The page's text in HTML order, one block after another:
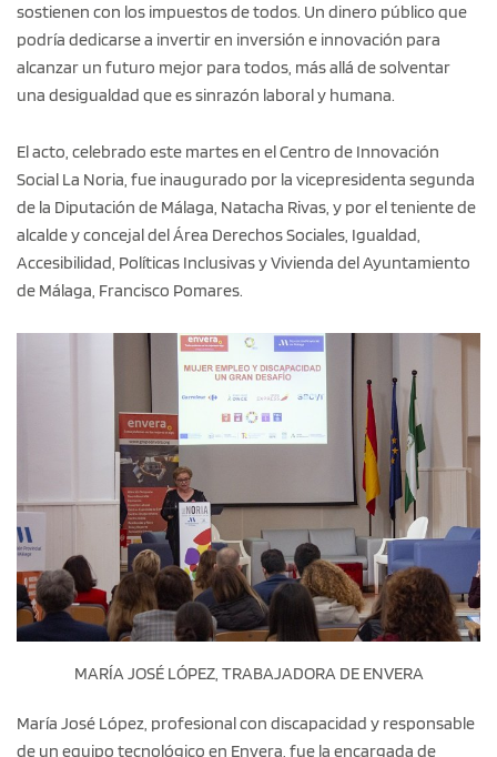
sostienen con los impuestos de todos. Un dinero público que
podría dedicarse a invertir en inversión e innovación para
alcanzar un futuro mejor para todos, más allá de solventar
una desigualdad que es sinrazón laboral y humana.
El acto, celebrado este martes en el Centro de Innovación
Social La Noria, fue inaugurado por la vicepresidenta segunda
de la Diputación de Málaga, Natacha Rivas, y por el teniente de
alcalde y concejal del Área Derechos Sociales, Igualdad,
Accesibilidad, Políticas Inclusivas y Vivienda del Ayuntamiento
de Málaga, Francisco Pomares.
MARÍA JOSÉ LÓPEZ, TRABAJADORA DE ENVERA
María José López, profesional con discapacidad y responsable
de un equipo tecnológico en Envera, fue la encargada de